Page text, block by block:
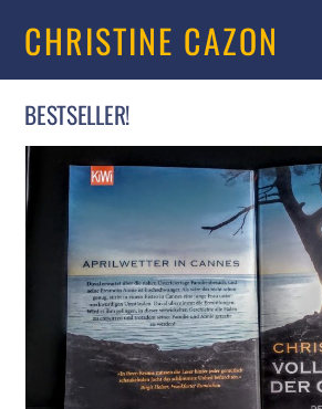
CHRISTINE CAZON
BESTSELLER!